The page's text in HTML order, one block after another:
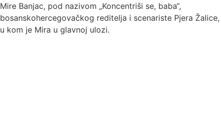
Mire Banjac, pod nazivom „Koncentriši se, baba“,
bosanskohercegovačkog reditelja i scenariste Pjera Žalice,
u kom je Mira u glavnoj ulozi.